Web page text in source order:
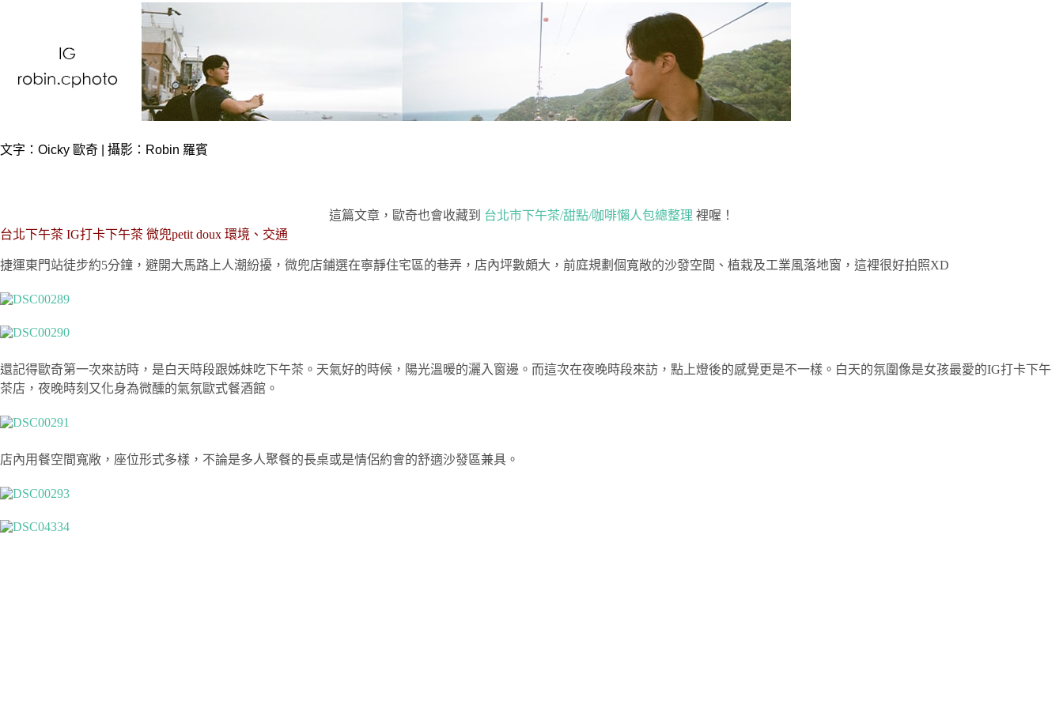
文字：Oicky 歐奇 | 攝影：Robin 羅賓
這篇文章，歐奇也會收藏到 台北市下午茶/甜點/咖啡懶人包總整理 裡喔！
台北下午茶 IG打卡下午茶 微兜petit doux 環境、交通
捷運東門站徒步約5分鐘，避開大馬路上人潮紛擾，微兜店鋪選在寧靜住宅區的巷弄，店內坪數頗大，前庭規劃個寬敞的沙發空間、植栽及工業風落地窗，這裡很好拍照XD
還記得歐奇第一次來訪時，是白天時段跟姊妹吃下午茶。天氣好的時候，陽光溫暖的灑入窗邊。而這次在夜晚時段來訪，點上燈後的感覺更是不一樣。白天的氛圍像是女孩最愛的IG打卡下午
茶店，夜晚時刻又化身為微醺的氣氛歐式餐酒館。
店內用餐空間寬敞，座位形式多樣，不論是多人聚餐的長桌或是情侶約會的舒適沙發區兼具。